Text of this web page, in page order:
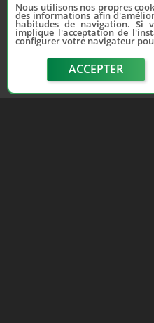
Nous utilisons nos propres
des informations afin
habitudes de navigation. Si
implique l'acceptation de
configurer votre navigateur
ACCEPTER